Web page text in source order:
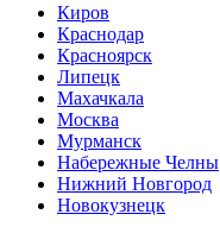
Киров
Краснодар
Красноярск
Липецк
Махачкала
Москва
Мурманск
Набережные Челны
Нижний Новгород
Новокузнецк